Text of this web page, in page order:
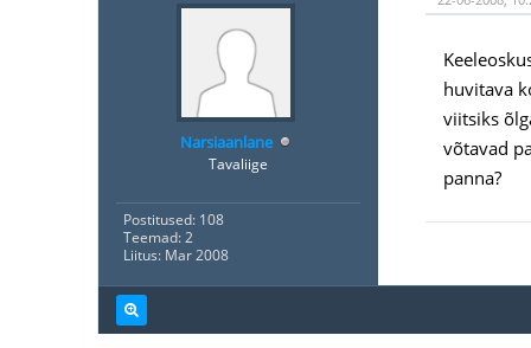
Narsiaanlane
Tavaliige
Postitused: 108
Teemad: 2
Liitus: Mar 2008
huvitava
viitsiks
võtavad
panna?